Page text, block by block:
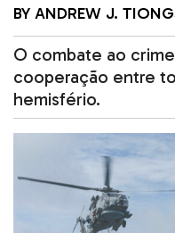
BY ANDREW J.
O combate ao
cooperação entre
hemisfério.